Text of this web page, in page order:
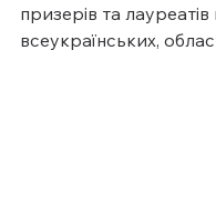
призерів та
всеукраїнських,